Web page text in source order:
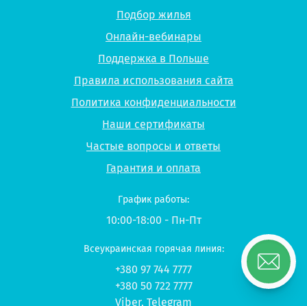
Подбор жилья
Онлайн-вебинары
Поддержка в Польше
Правила использования сайта
Политика конфиденциальности
Наши сертификаты
Частые вопросы и ответы
Гарантия и оплата
График работы:
10:00-18:00 - Пн-Пт
Всеукраинская горячая линия:
+380 97 744 7777
+380 50 722 7777
Viber, Telegram